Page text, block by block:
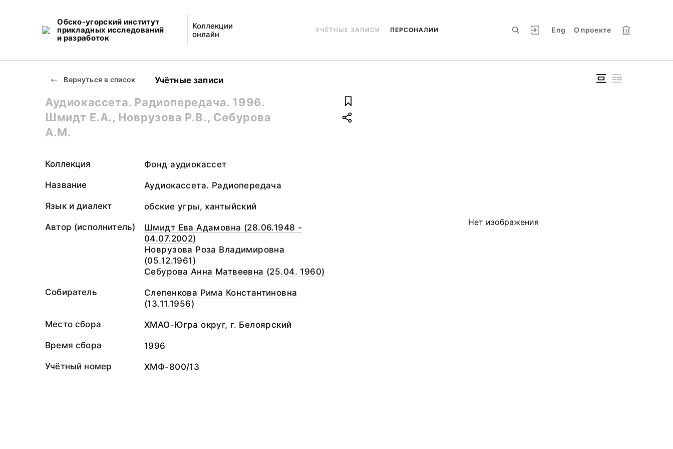
Обско-угорский институт
прикладных исследований
и разработок
Коллекции
онлайн
Eng О проекте
УЧЁТНЫЕ ЗАПИСИ ПЕРСОНАЛИИ
Вернуться в список Учётные записи
Нет изображения
Аудиокассета. Радиопередача. 1996.
Шмидт Е.А., Новрузова Р.В., Себурова
А.М.
Коллекция Фонд аудиокассет
Название Аудиокассета. Радиопередача
Язык и диалект обские угры, хантыйский
Автор (исполнитель)
Шмидт Ева Адамовна (28.06.1948 -
04.07.2002)
Новрузова Роза Владимировна
(05.12.1961)
Себурова Анна Матвеевна (25.04. 1960)
Собиратель
Слепенкова Рима Константиновна
(13.11.1956)
Место сбора ХМАО-Югра округ, г. Белоярский
Время сбора 1996
Учётный номер ХМФ-800/13